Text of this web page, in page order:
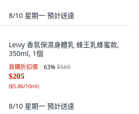
8/10 星期一 預計送達
Leivy 香氛保濕身體乳 蜂王乳蜂蜜款,
350ml, 1個
首購折扣價 63%$569
$205
($5.86/10ml)
8/10 星期一 預計送達